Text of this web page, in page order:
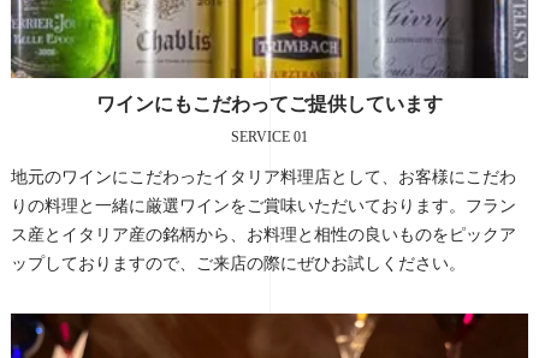
ワインにもこだわってご提供しています
SERVICE 01
地元のワインにこだわったイタリア料理店として、お客様にこだわ
りの料理と一緒に厳選ワインをご賞味いただいております。フラン
ス産とイタリア産の銘柄から、お料理と相性の良いものをピックア
ップしておりますので、ご来店の際にぜひお試しください。